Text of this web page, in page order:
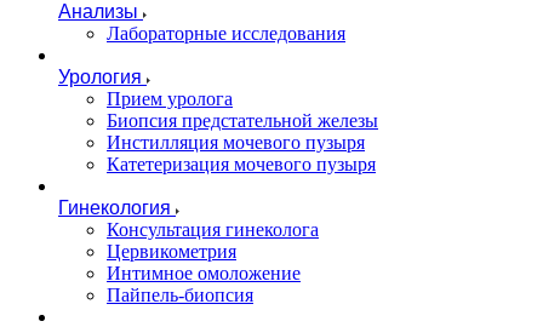
Анализы
Лабораторные исследования
Урология
Прием уролога
Биопсия предстательной железы
Инстилляция мочевого пузыря
Катетеризация мочевого пузыря
Гинекология
Консультация гинеколога
Цервикометрия
Интимное омоложение
Пайпель-биопсия